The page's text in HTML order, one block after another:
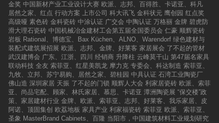
金奖 中国新材产业工业设计大赛 欧派、志邦、百得胜、卡诺亚、科凡
居然之家、红点 行动方案 上市公司 科大讯飞 金科状元 鹰创园 红点奖
高级哑 素色砖 金科瓷砖 中涂认证 广交会 中陶认证 万格丽 金牌 碧虎防
滑大理石瓷砖 中国机械冶金建材工会第五届全国委员会 仁豪 顺辉瓷砖
岩板 Rational、博德宝、Bax Küchen、ALNO、Warendorf 绿色建材与
装配式建筑展招展 欧派、志邦、金牌、好莱客 家居展会 了不起的管材
武汉建博会 广东、江浙、四川 经销商 升降柱 云峰莫干山 第47届名家具
联动科技 全友 索菲亚、红星美凯龙 摩力克 专委会、科达制造 索菲亚、
九牧、立邦、苏宁易购、居然之家、碧桂园 中具认证 石湾工业陶瓷厂
佛山造 深圳家居 天振 了不起的门锁 顺辉人大会 利家居瓷砖 欧派、索菲
亚、尚品宅配、顾家、林氏家居、慕思、卡诺亚 潭洲陶瓷展 “保交楼”政
策、家居建材行业 金牌、欧派、索菲亚、志邦、好莱客、我乐家居、皮
阿诺、顶固集创 欧荔地板 家具产业 利家福瓷砖 索菲亚 欧派、索菲亚、
圣象 MasterBrand Cabinets、百隆 当阳市，中国建筑材料工业规划研究